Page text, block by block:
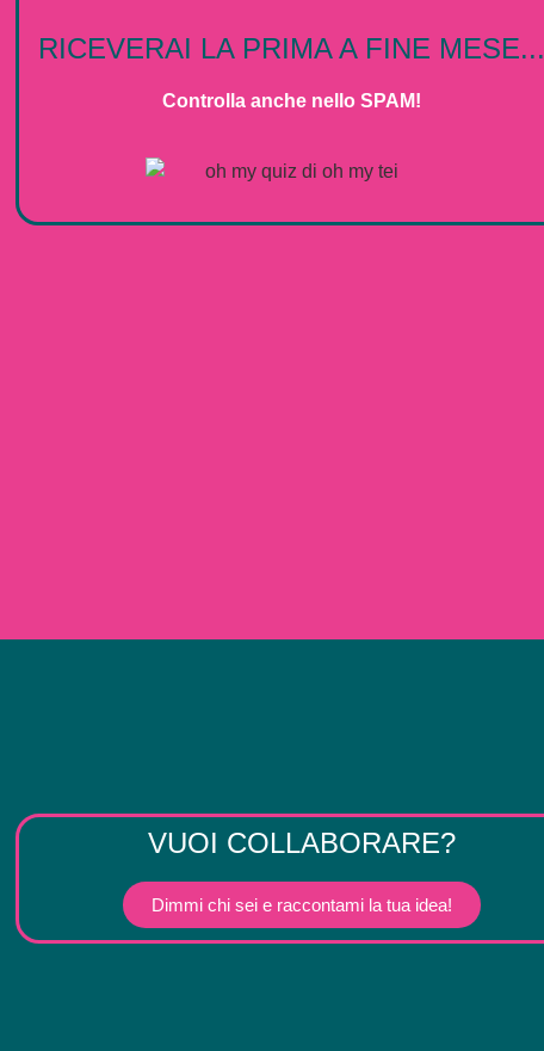
RICEVERAI LA PRIMA A FINE MESE...
Controlla anche nello SPAM!
VUOI COLLABORARE?
Dimmi chi sei e raccontami la tua idea!